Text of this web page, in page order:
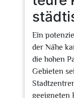
Ein
der Nähe
die hohen
Gebieten
geeigneten